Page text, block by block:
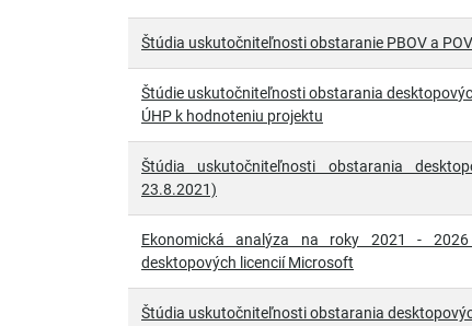
Štúdia uskutočniteľnosti obstaranie PBOV a POV
Štúdie uskutočniteľnosti obstarania
ÚHP k hodnoteniu projektu
Štúdia uskutočniteľnosti obstarania
23.8.2021)
Ekonomická analýza na roky 2021 -
desktopových licencií Microsoft
Štúdia uskutočniteľnosti obstarania